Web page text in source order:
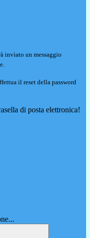
inviato un messaggio
il reset della password
di posta elettronica!